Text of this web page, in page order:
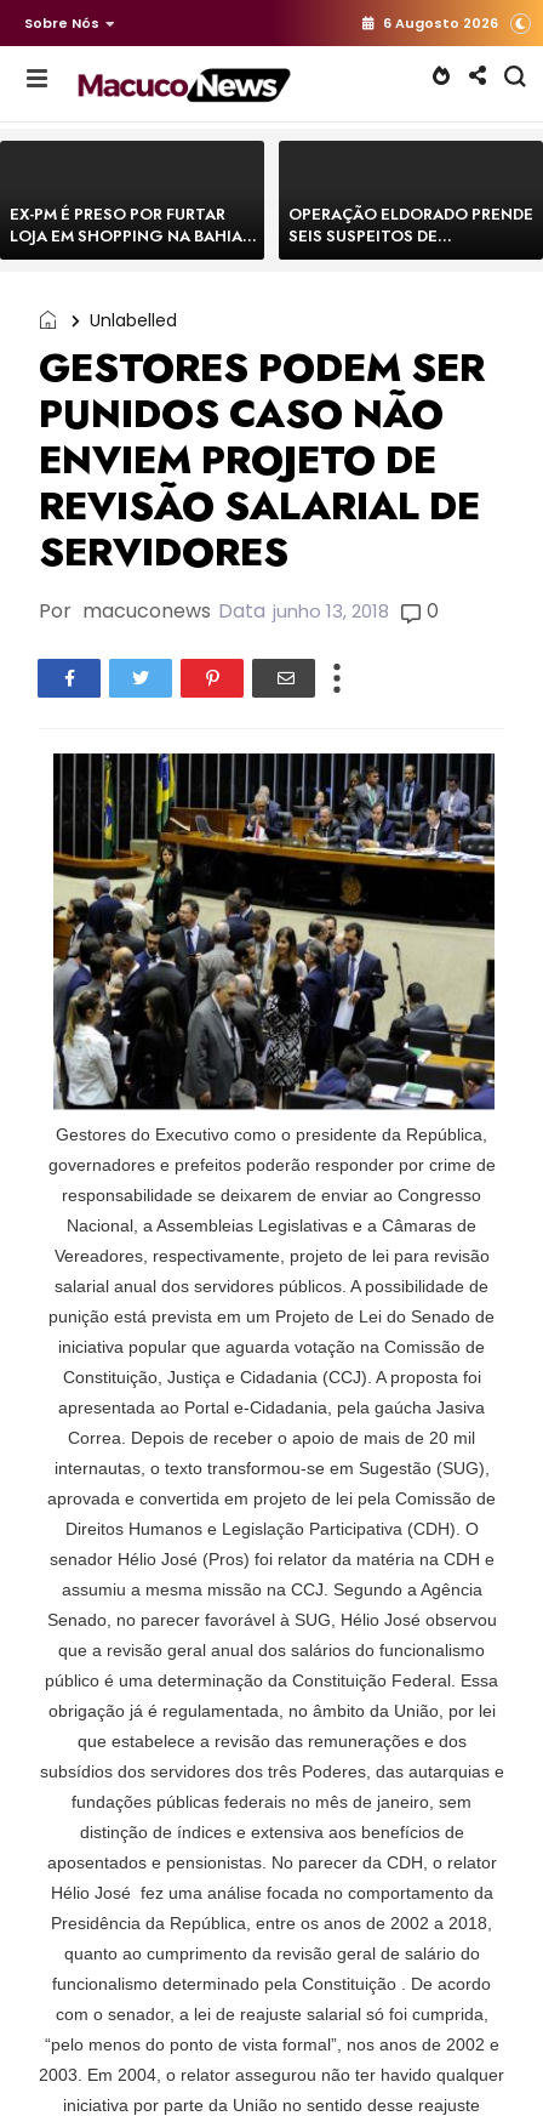
Sobre Nós 6 Augosto 2026
EX-PM É PRESO POR FURTAR
LOJA EM SHOPPING NA BAHIA E
ESCAPA CORRENDO DE
OPERAÇÃO ELDORADO PRENDE
SEIS SUSPEITOS DE
MOVIMENTAR R$ 25 MILHÕES
Unlabelled
GESTORES PODEM SER
PUNIDOS CASO NÃO
ENVIEM PROJETO DE
REVISÃO SALARIAL DE
SERVIDORES
Por macuconews Data junho 13, 2018 0
Gestores do Executivo como o presidente da República,
governadores e prefeitos poderão responder por crime de
responsabilidade se deixarem de enviar ao Congresso
Nacional, a Assembleias Legislativas e a Câmaras de
Vereadores, respectivamente, projeto de lei para revisão
salarial anual dos servidores públicos. A possibilidade de
punição está prevista em um Projeto de Lei do Senado de
iniciativa popular que aguarda votação na Comissão de
Constituição, Justiça e Cidadania (CCJ). A proposta foi
apresentada ao Portal e-Cidadania, pela gaúcha Jasiva
Correa. Depois de receber o apoio de mais de 20 mil
internautas, o texto transformou-se em Sugestão (SUG),
aprovada e convertida em projeto de lei pela Comissão de
Direitos Humanos e Legislação Participativa (CDH). O
senador Hélio José (Pros) foi relator da matéria na CDH e
assumiu a mesma missão na CCJ. Segundo a Agência
Senado, no parecer favorável à SUG, Hélio José observou
que a revisão geral anual dos salários do funcionalismo
público é uma determinação da Constituição Federal. Essa
obrigação já é regulamentada, no âmbito da União, por lei
que estabelece a revisão das remunerações e dos
subsídios dos servidores dos três Poderes, das autarquias e
fundações públicas federais no mês de janeiro, sem
distinção de índices e extensiva aos benefícios de
aposentados e pensionistas. No parecer da CDH, o relator
Hélio José fez uma análise focada no comportamento da
Presidência da República, entre os anos de 2002 a 2018,
quanto ao cumprimento da revisão geral de salário do
funcionalismo determinado pela Constituição . De acordo
com o senador, a lei de reajuste salarial só foi cumprida,
“pelo menos do ponto de vista formal”, nos anos de 2002 e
2003. Em 2004, o relator assegurou não ter havido qualquer
iniciativa por parte da União no sentido desse reajuste